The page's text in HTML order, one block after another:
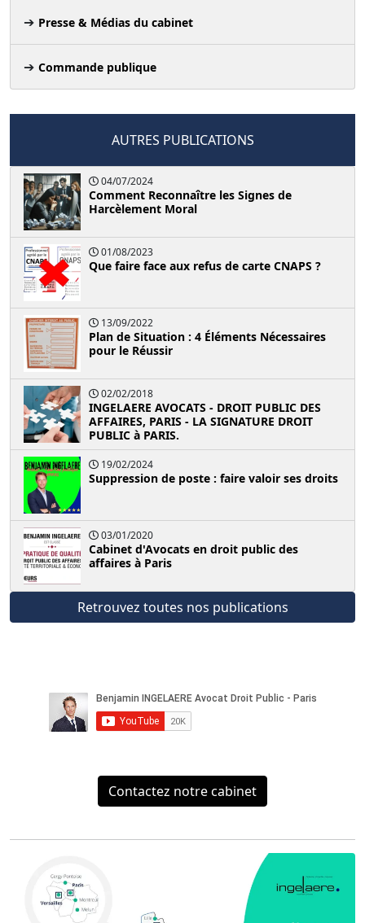
Presse & Médias du cabinet
Commande publique
AUTRES PUBLICATIONS
04/07/2024
Comment Reconnaître les Signes de
Harcèlement Moral
01/08/2023
Que faire face aux refus de carte CNAPS ?
13/09/2022
Plan de Situation : 4 Éléments Nécessaires
pour le Réussir
02/02/2018
INGELAERE AVOCATS - DROIT PUBLIC DES
AFFAIRES, PARIS - LA SIGNATURE DROIT
PUBLIC à PARIS.
19/02/2024
Suppression de poste : faire valoir ses droits
03/01/2020
Cabinet d'Avocats en droit public des
affaires à Paris
Retrouvez toutes nos publications
Contactez notre cabinet